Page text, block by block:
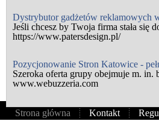
Dystrybutor gadżetów reklamowych
Jeśli chcesz by Twoja firma stała się
https://www.patersdesign.pl/
Pozycjonowanie Stron Katowice -
Szeroka oferta grupy obejmuje m.
www.webuzzeria.com
Strona główna Kontakt